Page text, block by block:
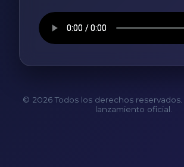
© 2026 Todos los derechos
lanzamiento oficial.